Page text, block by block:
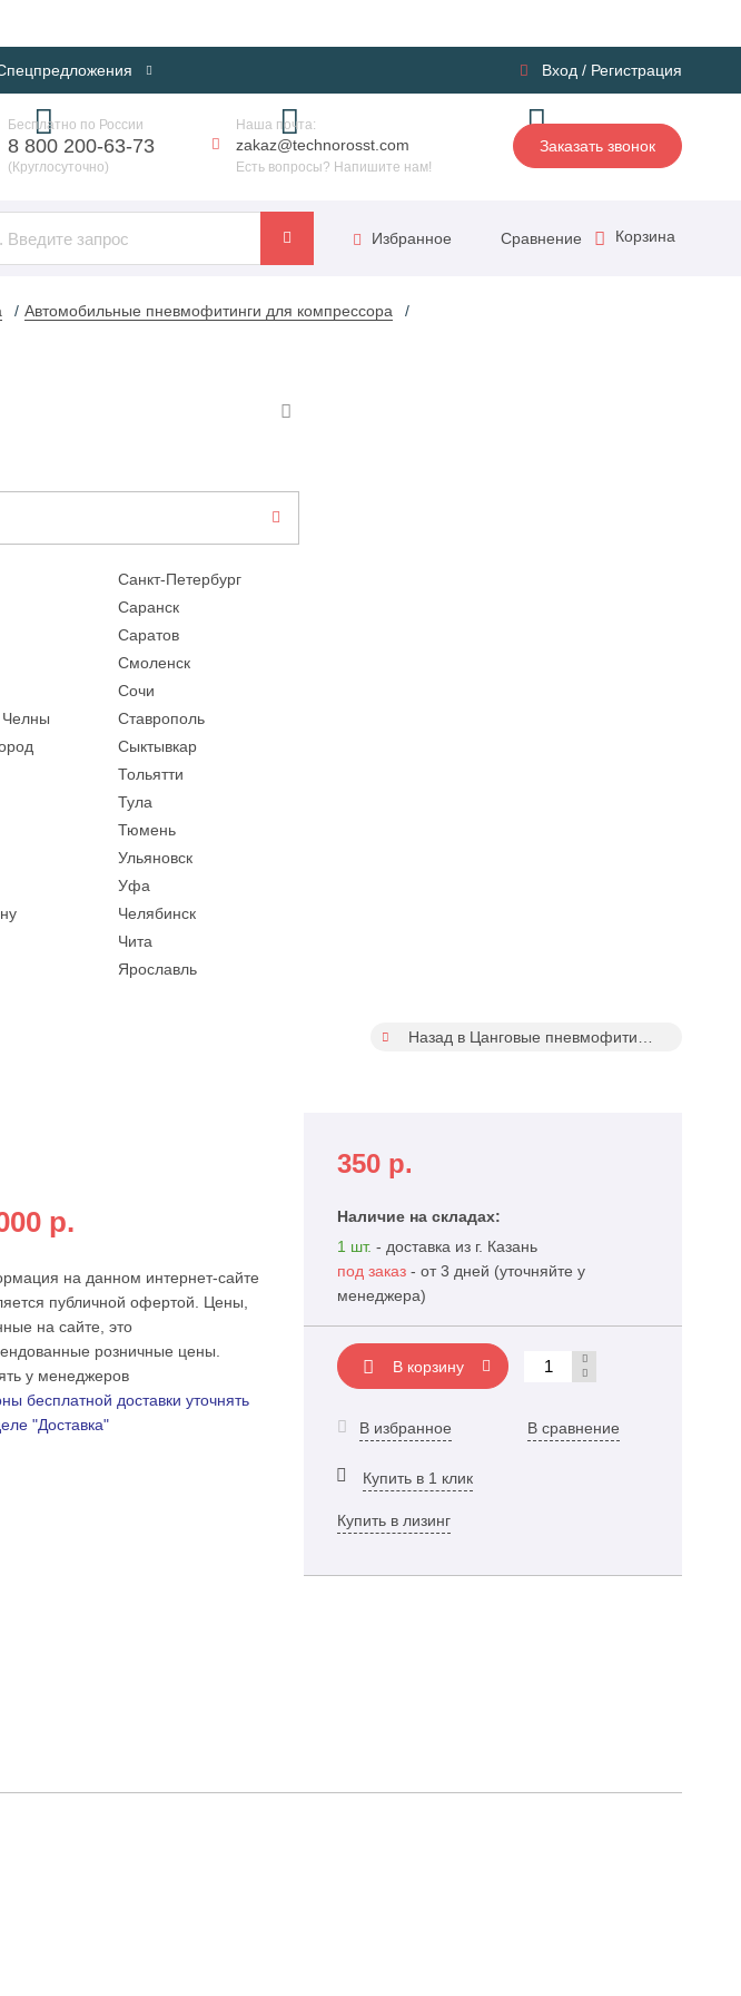
Вход / Регистрация
Бесплатно по России
8 800 200-63-73
(Круглосуточно)
Наша почта:
zakaz@technorosst.com
Есть вопросы? Напишите нам!
Заказать звонок
Избранное Сравнение Корзина
Автомобильные пневмофитинги для компрессора
Санкт-Петербург
Саранск
Саратов
Смоленск
Сочи
Ставрополь
Сыктывкар
Тольятти
Тула
Тюмень
Ульяновск
Уфа
Челябинск
Чита
Ярославль
Назад в Цанговые пневмофитинги
р.
на данном интернет-сайте
публичной офертой. Цены,
на сайте, это
розничные цены.
у менеджеров
бесплатной доставки уточнять
"Доставка"
350 р.
Наличие на складах:
1 шт. - доставка из г. Казань
под заказ - от 3 дней (уточняйте у
менеджера)
В корзину
В избранное В сравнение
Купить в 1 клик
Купить в лизинг